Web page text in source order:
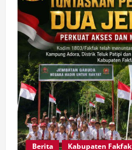
Berita Kabupaten Fakfak